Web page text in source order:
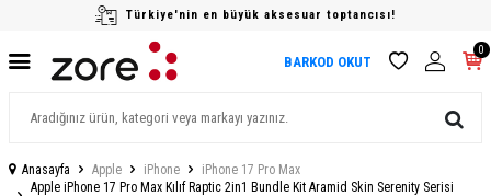
Türkiye'nin en büyük aksesuar toptancısı!
BARKOD OKUT
0
Anasayfa Apple iPhone
iPhone 17 Pro Max
Apple iPhone 17 Pro Max Kılıf Raptic 2in1 Bundle Kit Aramid Skin Serenity Serisi